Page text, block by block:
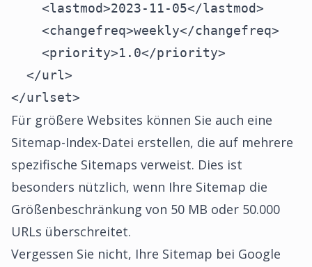
    <lastmod>2023-11-05</lastmod>
    <changefreq>weekly</changefreq>
    <priority>1.0</priority>
  </url>
</urlset>
Für größere Websites können Sie auch eine
Sitemap-Index-Datei erstellen, die auf mehrere
spezifische Sitemaps verweist. Dies ist
besonders nützlich, wenn Ihre Sitemap die
Größenbeschränkung von 50 MB oder 50.000
URLs überschreitet.
Vergessen Sie nicht, Ihre Sitemap bei Google